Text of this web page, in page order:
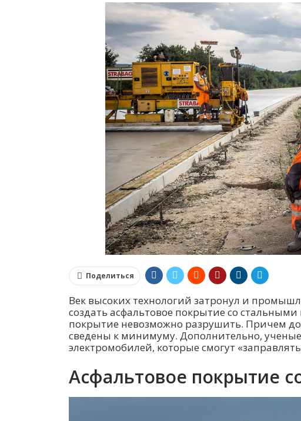
Поделиться
Век высоких технологий затронул и
создать асфальтовое покрытие со
покрытие невозможно разрушить. Причем
сведены к минимуму. Дополнительно,
электромобилей, которые смогут
Асфальтовое покрытие